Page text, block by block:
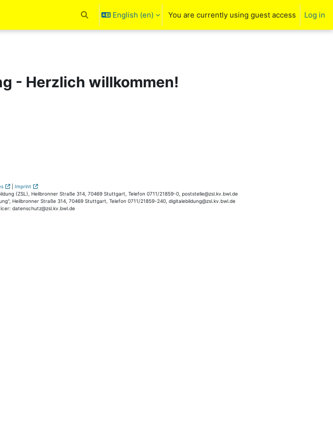
Toggle search input
English ‎(en)‎ You are currently using guest access Log in
- Herzlich willkommen!
| Imprint
(ZSL), Heilbronner Straße 314, 70469 Stuttgart, Telefon 0711/21859-0, poststelle@zsl.kv.bwl.de
Heilbronner Straße 314, 70469 Stuttgart, Telefon 0711/21859-240, digitalebildung@zsl.kv.bwl.de
datenschutz@zsl.kv.bwl.de